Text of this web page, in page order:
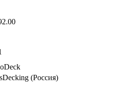
(Россия)